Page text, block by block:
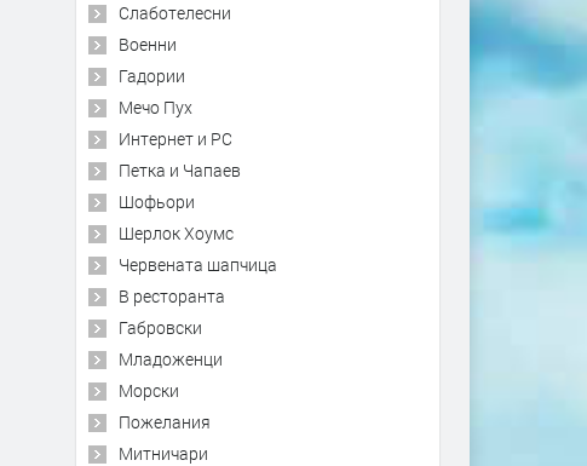
Слаботелесни
Военни
Гадории
Мечо Пух
Интернет и PC
Петка и Чапаев
Шофьори
Шерлок Хоумс
Червената шапчица
В ресторанта
Габровски
Младоженци
Морски
Пожелания
Митничари